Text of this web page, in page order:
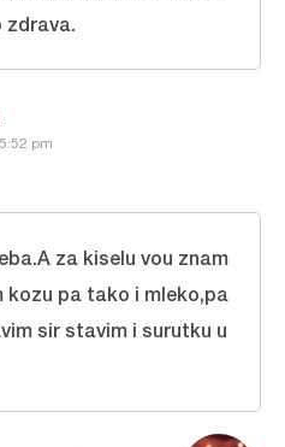
pm
zdrava.
za kiselu vou znam
kozu pa tako i mleko,pa
sir stavim i surutku u